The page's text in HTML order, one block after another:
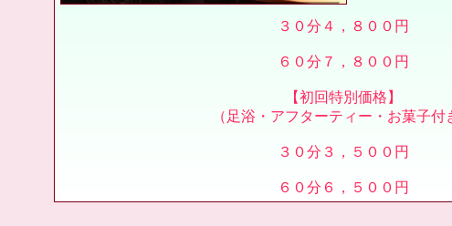
３０分４，８００円
６０分７，８００円
【初回特別価格】
（足浴・アフターティー・お菓子付
３０分３，５００円
６０分６，５００円